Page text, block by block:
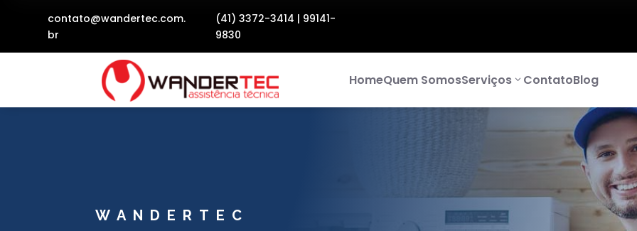
contato@wandertec.com.
br
(41) 3372-3414 | 99141-
9830
HomeQuem SomosServiços ContatoBlog
WANDERTEC